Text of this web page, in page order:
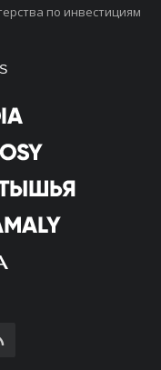
по инвестициям